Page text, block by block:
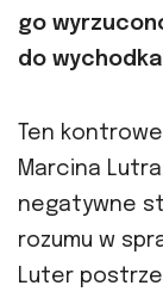
go
do
Ten
Marcina
negatywne
rozumu w
Luter